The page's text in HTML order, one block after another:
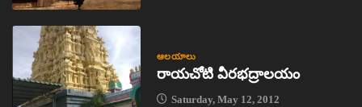
ఆలయాలు
రాయచోటి వీరభద్రాలయం
Saturday, May 12, 2012